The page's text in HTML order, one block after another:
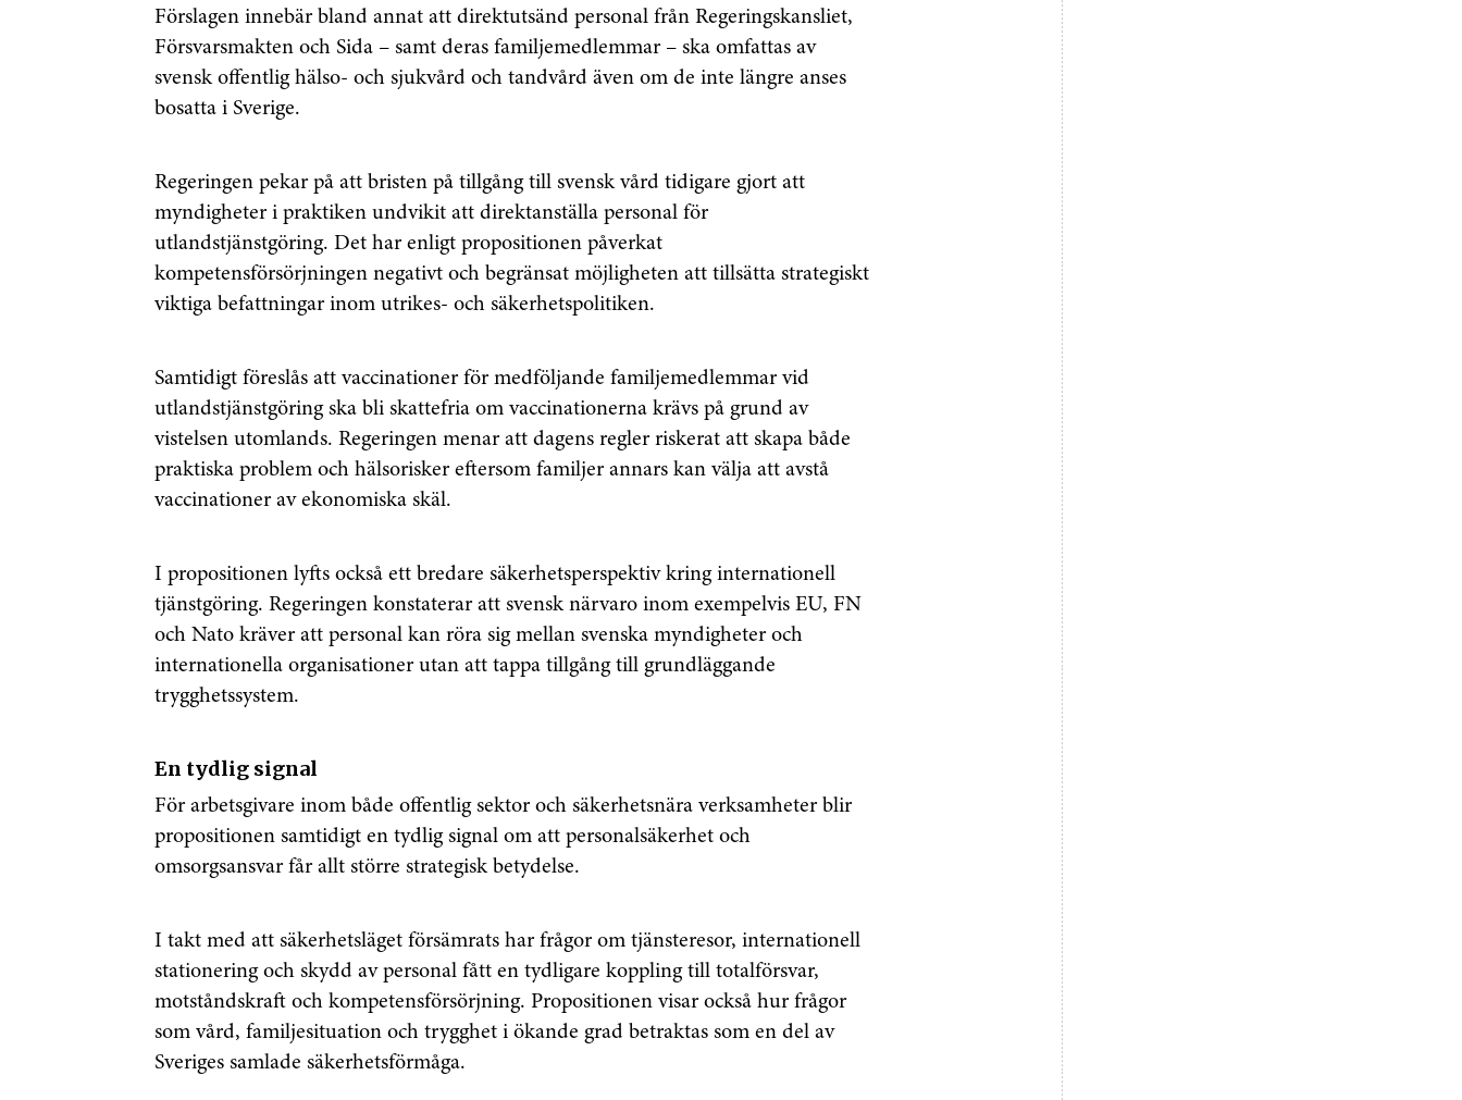
Förslagen innebär bland annat att direktutsänd personal från Regeringskansliet,
Försvarsmakten och Sida – samt deras familjemedlemmar – ska omfattas av
svensk offentlig hälso- och sjukvård och tandvård även om de inte längre anses
bosatta i Sverige.
Regeringen pekar på att bristen på tillgång till svensk vård tidigare gjort att
myndigheter i praktiken undvikit att direktanställa personal för
utlandstjänstgöring. Det har enligt propositionen påverkat
kompetensförsörjningen negativt och begränsat möjligheten att tillsätta strategiskt
viktiga befattningar inom utrikes- och säkerhetspolitiken.
Samtidigt föreslås att vaccinationer för medföljande familjemedlemmar vid
utlandstjänstgöring ska bli skattefria om vaccinationerna krävs på grund av
vistelsen utomlands. Regeringen menar att dagens regler riskerat att skapa både
praktiska problem och hälsorisker eftersom familjer annars kan välja att avstå
vaccinationer av ekonomiska skäl.
I propositionen lyfts också ett bredare säkerhetsperspektiv kring internationell
tjänstgöring. Regeringen konstaterar att svensk närvaro inom exempelvis EU, FN
och Nato kräver att personal kan röra sig mellan svenska myndigheter och
internationella organisationer utan att tappa tillgång till grundläggande
trygghetssystem.
En tydlig signal
För arbetsgivare inom både offentlig sektor och säkerhetsnära verksamheter blir
propositionen samtidigt en tydlig signal om att personalsäkerhet och
omsorgsansvar får allt större strategisk betydelse.
I takt med att säkerhetsläget försämrats har frågor om tjänsteresor, internationell
stationering och skydd av personal fått en tydligare koppling till totalförsvar,
motståndskraft och kompetensförsörjning. Propositionen visar också hur frågor
som vård, familjesituation och trygghet i ökande grad betraktas som en del av
Sveriges samlade säkerhetsförmåga.
först
Anmäl dig till vårt nyhetsbrev!
Genom att klicka på "Prenumerera" ger du samtycke till att vi
sparar och använder dina personuppgifter i enlighet med vår
integritetspolicy.